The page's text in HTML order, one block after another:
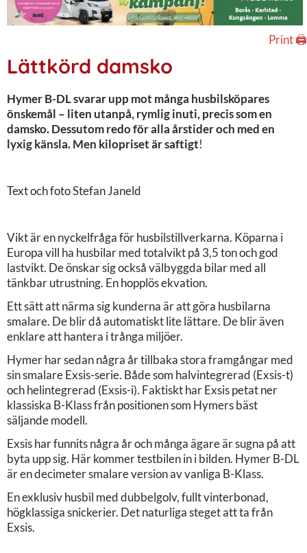
Print 🖨
Lättkörd damsko
Hymer B-DL svarar upp mot många husbilsköpares
önskemål – liten utanpå, rymlig inuti, precis som en
damsko. Dessutom redo för alla årstider och med en
lyxig känsla. Men kilopriset är saftigt!
Text och foto Stefan Janeld
Vikt är en nyckelfråga för husbilstillverkarna. Köparna i
Europa vill ha husbilar med totalvikt på 3,5 ton och god
lastvikt. De önskar sig också välbyggda bilar med all
tänkbar utrustning. En hopplös ekvation.
Ett sätt att närma sig kunderna är att göra husbilarna
smalare. De blir då automatiskt lite lättare. De blir även
enklare att hantera i trånga miljöer.
Hymer har sedan några år tillbaka stora framgångar med
sin smalare Exsis-serie. Både som halvintegrerad (Exsis-t)
och helintegrerad (Exsis-i). Faktiskt har Exsis petat ner
klassiska B-Klass från positionen som Hymers bäst
säljande modell.
Exsis har funnits några år och många ägare är sugna på att
byta upp sig. Här kommer testbilen in i bilden. Hymer B-DL
är en decimeter smalare version av vanliga B-Klass.
En exklusiv husbil med dubbelgolv, fullt vinterbonad,
högklassiga snickerier. Det naturliga steget att ta från
Exsis.